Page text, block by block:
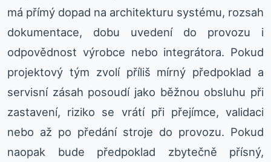
má přímý dopad na architekturu systému, rozsah
dokumentace, dobu uvedení do provozu i
odpovědnost výrobce nebo integrátora. Pokud
projektový tým zvolí příliš mírný předpoklad a
servisní zásah posoudí jako běžnou obsluhu při
zastavení, riziko se vrátí při přejímce, validaci
nebo až po předání stroje do provozu. Pokud
naopak bude předpoklad zbytečně přísný,